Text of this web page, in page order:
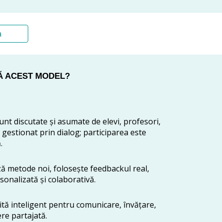
ACEST MODEL?
discutate și asumate de elevi, profesori,
prin dialog; participarea este
metode noi, folosește feedbackul real,
și colaborativă.
inteligent pentru comunicare, învățare,
partajată.